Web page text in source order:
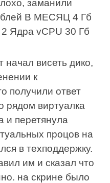
заманили
В МЕСЯЦ 4 Гб
Ядра vCPU 30 Гб
начал висеть дико,
к
получили ответ
рядом виртуалка
и перетянула
процов на
в техподдержку.
им и сказал что
на скрине было